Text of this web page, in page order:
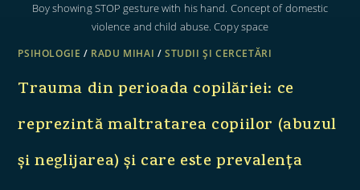
Boy showing STOP gesture with his hand. Concept of domestic
violence and child abuse. Copy space
PSIHOLOGIE / RADU MIHAI /STUDII ȘI CERCETĂRI
Trauma din perioada copilăriei: ce
reprezintă maltratarea copiilor (abuzul
și neglijarea) și care este prevalența